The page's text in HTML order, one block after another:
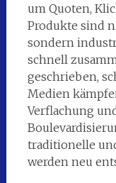
um Quoten,
Produkte sind
sondern
schnell
geschrieben,
Medien
Verflachung
traditionelle
werden neu